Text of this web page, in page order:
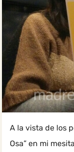
A la vista de los
Osa” en mi